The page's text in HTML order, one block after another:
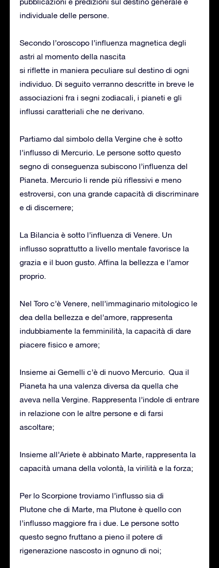
individuale delle persone.
Secondo l’oroscopo l’influenza magnetica degli
astri al momento della nascita
si riflette in maniera peculiare sul destino di ogni
individuo. Di seguito verranno descritte in breve le
associazioni fra i segni zodiacali, i pianeti e gli
influssi caratteriali che ne derivano.
Partiamo dal simbolo della Vergine che è sotto
l’influsso di Mercurio. Le persone sotto questo
segno di conseguenza subiscono l’influenza del
Pianeta. Mercurio li rende più riflessivi e meno
estroversi, con una grande capacità di discriminare
e di discernere;
La Bilancia è sotto l’influenza di Venere. Un
influsso soprattutto a livello mentale favorisce la
grazia e il buon gusto. Affina la bellezza e l’amor
proprio.
Nel Toro c’è Venere, nell’immaginario mitologico le
dea della bellezza e del’amore, rappresenta
indubbiamente la femminilità, la capacità di dare
piacere fisico e amore;
Insieme ai Gemelli c’è di nuovo Mercurio. Qua il
Pianeta ha una valenza diversa da quella che
aveva nella Vergine. Rappresenta l’indole di entrare
in relazione con le altre persone e di farsi
ascoltare;
Insieme all’Ariete è abbinato Marte, rappresenta la
capacità umana della volontà, la virilità e la forza;
Per lo Scorpione troviamo l’influsso sia di
Plutone che di Marte, ma Plutone è quello con
l’influsso maggiore fra i due. Le persone sotto
questo segno fruttano a pieno il potere di
rigenerazione nascosto in ognuno di noi;